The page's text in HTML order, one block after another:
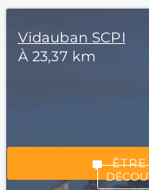
ÊTRE
Vidauban SCPI
À 23,37 km